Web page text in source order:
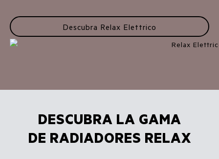
Descubra Relax Elettrico
DESCUBRA LA GAMA
DE RADIADORES RELAX